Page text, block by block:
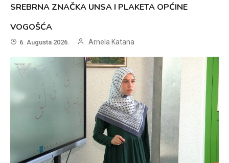
SREBRNA ZNAČKA UNSA I PLAKETA OPĆINE
VOGOŠĆA
6. Augusta 2026. Arnela Katana